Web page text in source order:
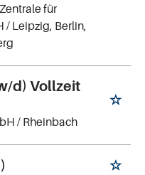
für
/ Leipzig, Berlin,
d) Vollzeit
/ Rheinbach